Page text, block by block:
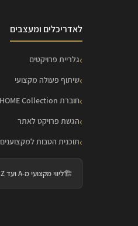
לאדריכלים ומעצבים
גלריית פרויקטים
שיתוף פעולה מקצועי
חוברת HOME Collection
הגשת פרויקט לאתר
תוכנית הטבות למקצוענים
🏗️ליווי מקצועי מ-A ועד Z